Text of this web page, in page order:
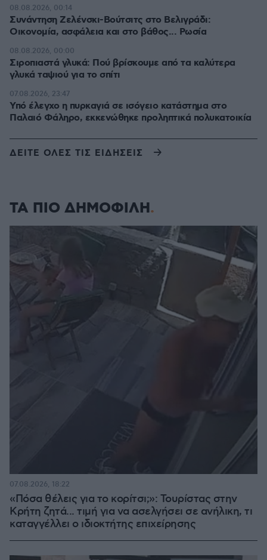
Συνάντηση Ζελένσκι-Βούτσιτς στο Βελιγράδι:
Οικονομία, ασφάλεια και στο βάθος... Ρωσία
08.08.2026, 00:14
Σιροπιαστά γλυκά: Πού βρίσκουμε από τα καλύτερα
γλυκά ταψιού για το σπίτι
08.08.2026, 00:00
Υπό έλεγχο η πυρκαγιά σε ισόγειο κατάστημα στο
Παλαιό Φάληρο, εκκενώθηκε προληπτικά πολυκατοικία
07.08.2026, 23:47
ΔΕΙΤΕ ΟΛΕΣ ΤΙΣ ΕΙΔΗΣΕΙΣ
ΤΑ ΠΙΟ ΔΗΜΟΦΙΛΗ
«Πόσα θέλεις για το κορίτσι;»: Τουρίστας στην
Κρήτη ζητά... τιμή για να ασελγήσει σε ανήλικη, τι
καταγγέλλει ο ιδιοκτήτης επιχείρησης
07.08.2026, 18:22